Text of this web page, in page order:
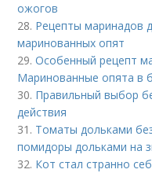
ожогов
28. Рецепты маринадов
маринованных опят
29.Особенный рецепт
Маринованные опята в
30. Правильный выбор
действия
31. Томаты дольками
помидоры дольками на
32. Кот стал странно